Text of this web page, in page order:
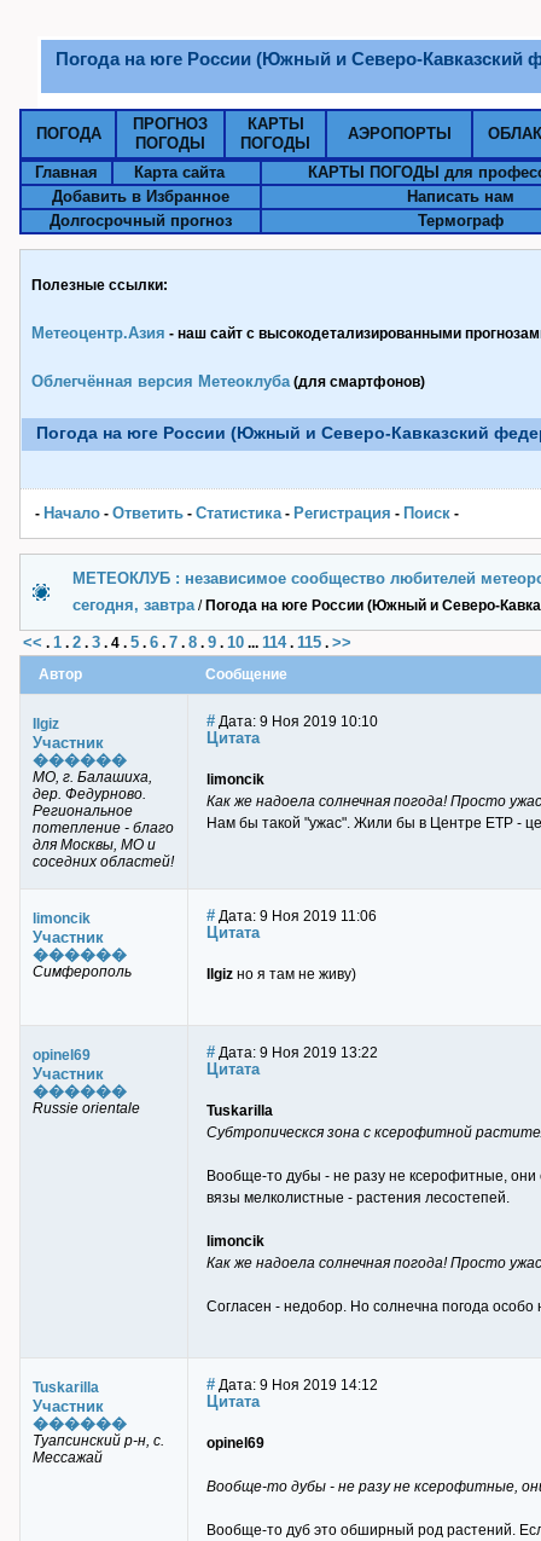
Погода на юге России (Южный и Северо-Кавказский
ПОГОДА
ПРОГНОЗ
ПОГОДЫ
КАРТЫ
ПОГОДЫ
АЭРОПОРТЫ
Главная Карта сайта
КАРТЫ ПОГОДЫ для
Добавить в Избранное
Написать нам
Долгосрочный прогноз
Термограф
Полезные ссылки:
Метеоцентр.Азия - наш сайт с высокодетализированными
Облегчённая версия Метеоклуба(для смартфонов)
Погода на юге России (Южный и Северо-Кавказский
- Начало - Ответить - Статистика- Pегистрация - Поиск -
МЕТЕОКЛУБ : независимое сообщество любителей
сегодня, завтра/ Погода на юге России (Южный и Северо-
<< . 1 . 2 . 3 . 4 . 5 . 6 . 7 . 8 . 9 . 10 ... 114. 115 . >>
Автор Сообщение
Ilgiz
Участник
������
МО, г. Балашиха,
дер. Федурново.
Региональное
потепление - благо
для Москвы, МО и
соседних областей!
# Дата: 9 Ноя 2019 10:10
Цитата
limoncik
Как же надоела солнечная погода! Просто
Нам бы такой "ужас". Жили бы в Центре ЕТР -
limoncik
Участник
������
Симферополь
# Дата: 9 Ноя 2019 11:06
Цитата
Ilgiz но я там не живу)
opinel69
Участник
������
Russie orientale
# Дата: 9 Ноя 2019 13:22
Цитата
Tuskarilla
Субтропическся зона с ксерофитной
Вообще-то дубы - не разу не ксерофитные,
вязы мелколистные - растения лесостепей.
limoncik
Как же надоела солнечная погода! Просто
Согласен - недобор. Но солнечна погода особо
Tuskarilla
Участник
������
Туапсинский р-н, с.
Мессажай
# Дата: 9 Ноя 2019 14:12
Цитата
opinel69
Вообще-то дубы - не разу не ксерофитные,
Вообще-то дуб это обширный род растений.